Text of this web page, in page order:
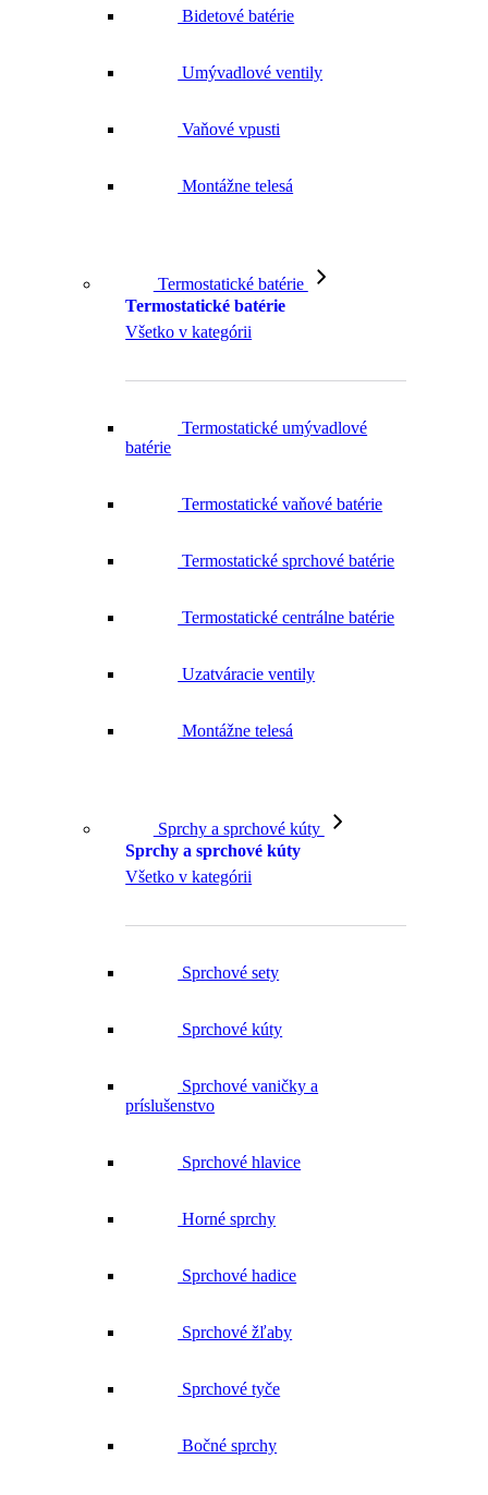
Bidetové batérie
Umývadlové ventily
Vaňové vpusti
Montážne telesá
Termostatické batérie
Termostatické batérie
Všetko v kategórii
Termostatické umývadlové
batérie
Termostatické vaňové batérie
Termostatické sprchové batérie
Termostatické centrálne batérie
Uzatváracie ventily
Montážne telesá
Sprchy a sprchové kúty
Sprchy a sprchové kúty
Všetko v kategórii
Sprchové sety
Sprchové kúty
Sprchové vaničky a
príslušenstvo
Sprchové hlavice
Horné sprchy
Sprchové hadice
Sprchové žľaby
Sprchové tyče
Bočné sprchy